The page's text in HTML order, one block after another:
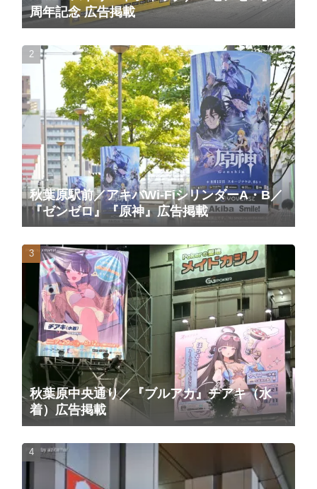
周年記念 広告掲載
秋葉原駅前／アキバWi-FiシリンダーA・B／
『ゼンゼロ』『原神』広告掲載
秋葉原中央通り／『ブルアカ』チアキ（水
着）広告掲載